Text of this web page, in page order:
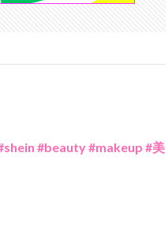
#beauty #makeup #美